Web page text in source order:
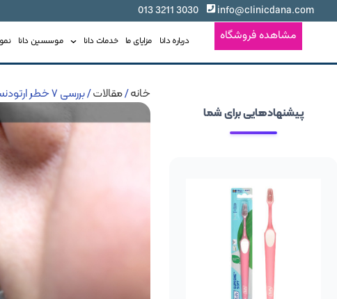
info@clinicdana.com
3030 3211 013
مشاهده فروشگاه درباره دانا مزایای ما خدمات دانا موسسین دانا
پیشنهادهایی برای شما
خانه/مقالات/ بررسی 7 خطر ارتودنسی غیر اصولی؛ ارتودنسی چه خطراتی دارد؟